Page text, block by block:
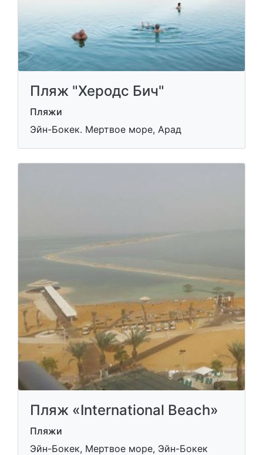
Пляж "Херодс Бич"
Пляжи
Эйн-Бокек. Мертвое море, Арад
Пляж «International Beach»
Пляжи
Эйн-Бокек, Мертвое море, Эйн-Бокек